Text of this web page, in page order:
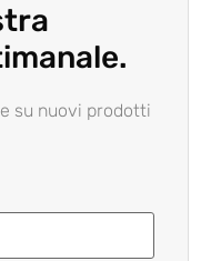
su nuovi prodotti